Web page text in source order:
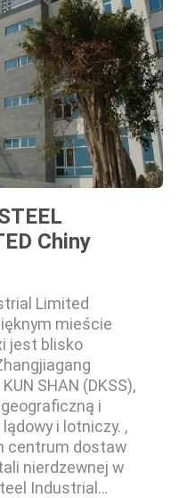
Chiny
Limited
mieście
jest blisko
SHAN (DKSS),
i
i lotniczy. ,
centrum dostaw
nierdzewnej w
Industrial